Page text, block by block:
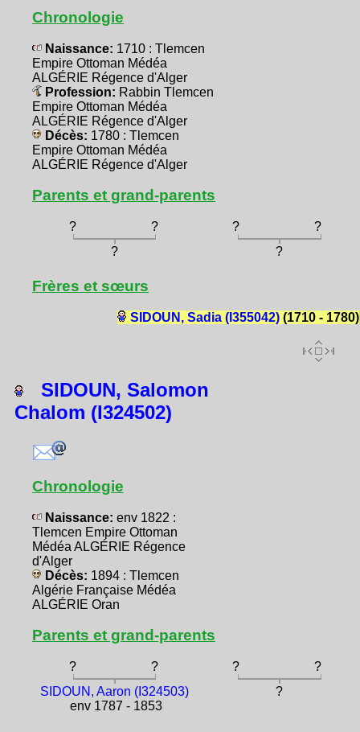
Chronologie
Naissance: 1710 : Tlemcen
Empire Ottoman Médéa
ALGÉRIE Régence d'Alger
Profession: Rabbin Tlemcen
Empire Ottoman Médéa
ALGÉRIE Régence d'Alger
Décès: 1780 : Tlemcen
Empire Ottoman Médéa
ALGÉRIE Régence d'Alger
Parents et grand-parents
? ? ?
?
?
?
Frères et sœurs
SIDOUN, Sadia (I355042)(1710 - 1780)
SIDOUN, Salomon
Chalom (I324502)
Chronologie
Naissance: env 1822 :
Tlemcen Empire Ottoman
Médéa ALGÉRIE Régence
d'Alger
Décès: 1894 : Tlemcen
Algérie Française Médéa
ALGÉRIE Oran
Parents et grand-parents
? ? ?
?
SIDOUN, Aaron (I324503)
env 1787 - 1853
?